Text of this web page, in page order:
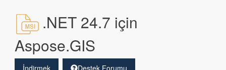
.NET 24.7 için
Aspose.GIS
İndirmek Destek Forumu